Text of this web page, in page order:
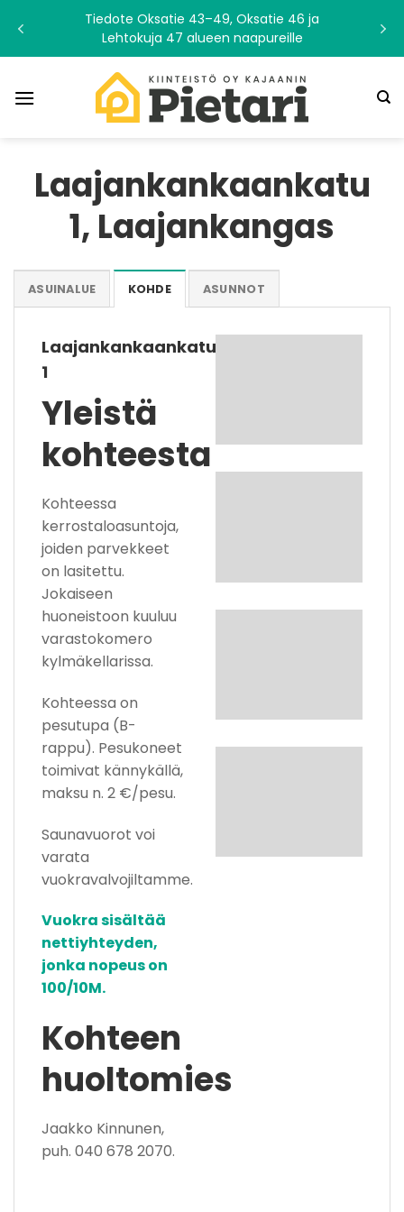
content
Tiedote Oksatie 43–49, Oksatie 46 ja
Lehtokuja 47 alueen naapureille
Laajankankaankatu
1, Laajankangas
ASUINALUE KOHDE ASUNNOT
Laajankankaankatu
1
Yleistä
kohteesta
Kohteessa
kerrostaloasuntoja,
joiden parvekkeet
on lasitettu.
Jokaiseen
huoneistoon kuuluu
varastokomero
kylmäkellarissa.
Kohteessa on
pesutupa (B-
rappu). Pesukoneet
toimivat kännykällä,
maksu n. 2 €/pesu.
Saunavuorot voi
varata
vuokravalvojiltamme.
Vuokra sisältää
nettiyhteyden,
jonka nopeus on
100/10M.
Kohteen
huoltomies
Jaakko Kinnunen,
puh. 040 678 2070.